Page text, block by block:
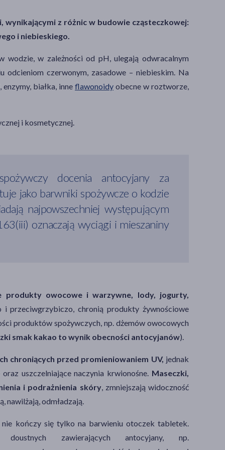
z różnic w budowie cząsteczkowej:
i niebieskiego.
wodzie, w zależności od pH, ulegają odwracalnym
czerwonym, zasadowe – niebieskim. Na
białka, inne flawonoidy obecne w roztworze,
i kosmetycznej.
docenia antocyjany za
jako barwniki spożywcze o kodzie
najpowszechniej występującym
oznaczają wyciągi i mieszaniny
produkty owocowe i warzywne, lody, jogurty,
i przeciwgrzybiczo, chronią produkty żywnościowe
produktów spożywczych, np. dżemów owocowych
smak kakao to wynik obecności antocyjanów).
chroniących przed promieniowaniem UV, jednak
uszczelniające naczynia krwionośne. Maseczki,
i podrażnienia skóry, zmniejszają widoczność
nawilżają, odmładzają.
kończy się tylko na barwieniu otoczek tabletek.
zawierających antocyjany, np.